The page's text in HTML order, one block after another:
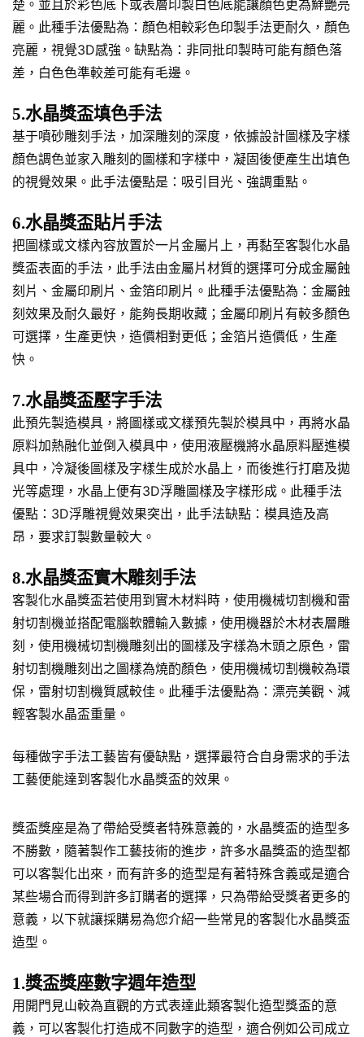
楚。並且於彩色底下或表層印製白色底能讓顏色更為鮮艷亮
麗。此種手法優點為：顏色相較彩色印製手法更耐久，顏色
亮麗，視覺3D感強。缺點為：非同批印製時可能有顏色落
差，白色色準較差可能有毛邊。
5.水晶獎盃填色手法
基于噴砂雕刻手法，加深雕刻的深度，依據設計圖樣及字樣
顏色調色並家入雕刻的圖樣和字樣中，凝固後便產生出填色
的視覺效果。此手法優點是：吸引目光、強調重點。
6.水晶獎盃貼片手法
把圖樣或文樣內容放置於一片金屬片上，再黏至客製化水晶
獎盃表面的手法，此手法由金屬片材質的選擇可分成金屬蝕
刻片、金屬印刷片、金箔印刷片。此種手法優點為：金屬蝕
刻效果及耐久最好，能夠長期收藏；金屬印刷片有較多顏色
可選擇，生產更快，造價相對更低；金箔片造價低，生產
快。
7.水晶獎盃壓字手法
此預先製造模具，將圖樣或文樣預先製於模具中，再將水晶
原料加熱融化並倒入模具中，使用液壓機將水晶原料壓進模
具中，冷凝後圖樣及字樣生成於水晶上，而後進行打磨及拋
光等處理，水晶上便有3D浮雕圖樣及字樣形成。此種手法
優點：3D浮雕視覺效果突出，此手法缺點：模具造及高
昂，要求訂製數量較大。
8.水晶獎盃實木雕刻手法
客製化水晶獎盃若使用到實木材料時，使用機械切割機和雷
射切割機並搭配電腦軟體輸入數據，使用機器於木材表層雕
刻，使用機械切割機雕刻出的圖樣及字樣為木頭之原色，雷
射切割機雕刻出之圖樣為燒酌顏色，使用機械切割機較為環
保，雷射切割機質感較佳。此種手法優點為：漂亮美觀、減
輕客製水晶盃重量。
每種做字手法工藝皆有優缺點，選擇最符合自身需求的手法
工藝便能達到客製化水晶獎盃的效果。
獎盃獎座是為了帶給受獎者特殊意義的，水晶獎盃的造型多
不勝數，隨著製作工藝技術的進步，許多水晶獎盃的造型都
可以客製化出來，而有許多的造型是有著特殊含義或是適合
某些場合而得到許多訂購者的選擇，只為帶給受獎者更多的
意義，以下就讓採購易為您介紹一些常見的客製化水晶獎盃
造型。
1.獎盃獎座數字週年造型
用開門見山較為直觀的方式表達此類客製化造型獎盃的意
義，可以客製化打造成不同數字的造型，適合例如公司成立